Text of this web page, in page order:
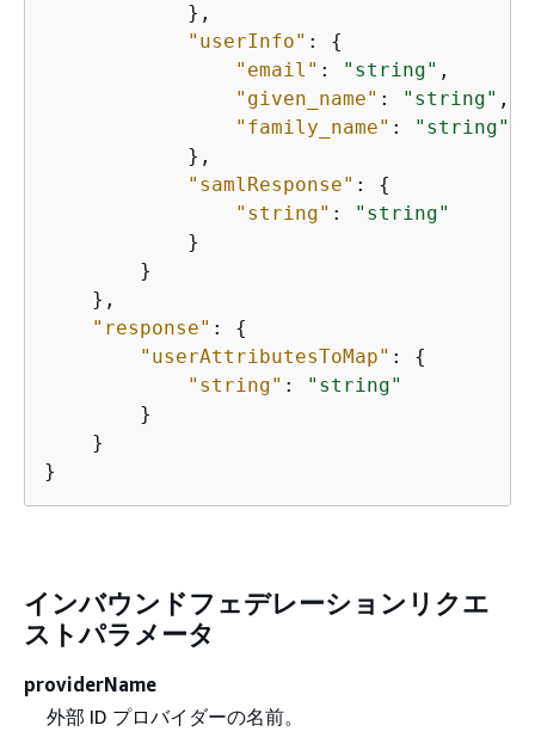
            },
"userInfo" : {
"email" : "string" ,
"given_name" : "string" ,
"family_name" :
"string"
            },
"samlResponse" : {
"string" :
"string"
            }
        }
    },
"response" : {
"userAttributesToMap" : {
"string" :
"string"
        }
    }
}
インバウンドフェデレーションリクエ
ストパラメータ
providerName
外部 ID プロバイダーの名前。